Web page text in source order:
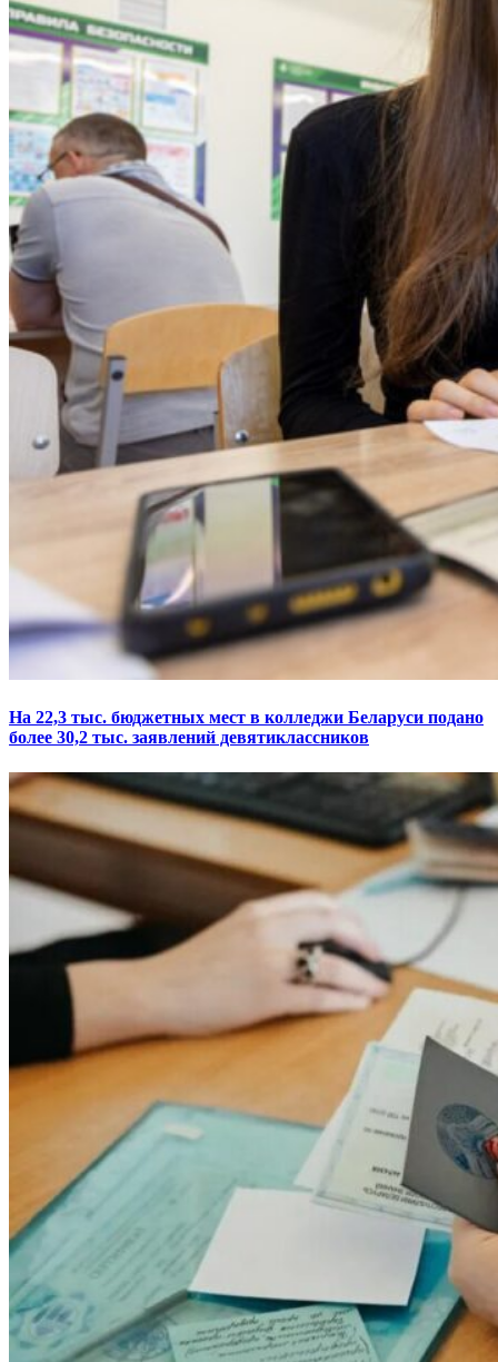
На 22,3 тыс. бюджетных мест в колледжи Беларуси подано
более 30,2 тыс. заявлений девятиклассников